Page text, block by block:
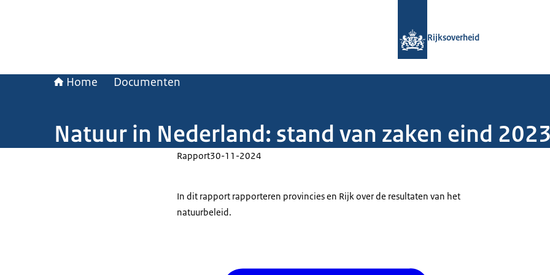
Rijksoverheid
Home Documenten
Natuur in Nederland: stand van zaken eind 2023
Rapport30-11-2024
In dit rapport rapporteren provincies en Rijk over de resultaten van het
natuurbeleid.